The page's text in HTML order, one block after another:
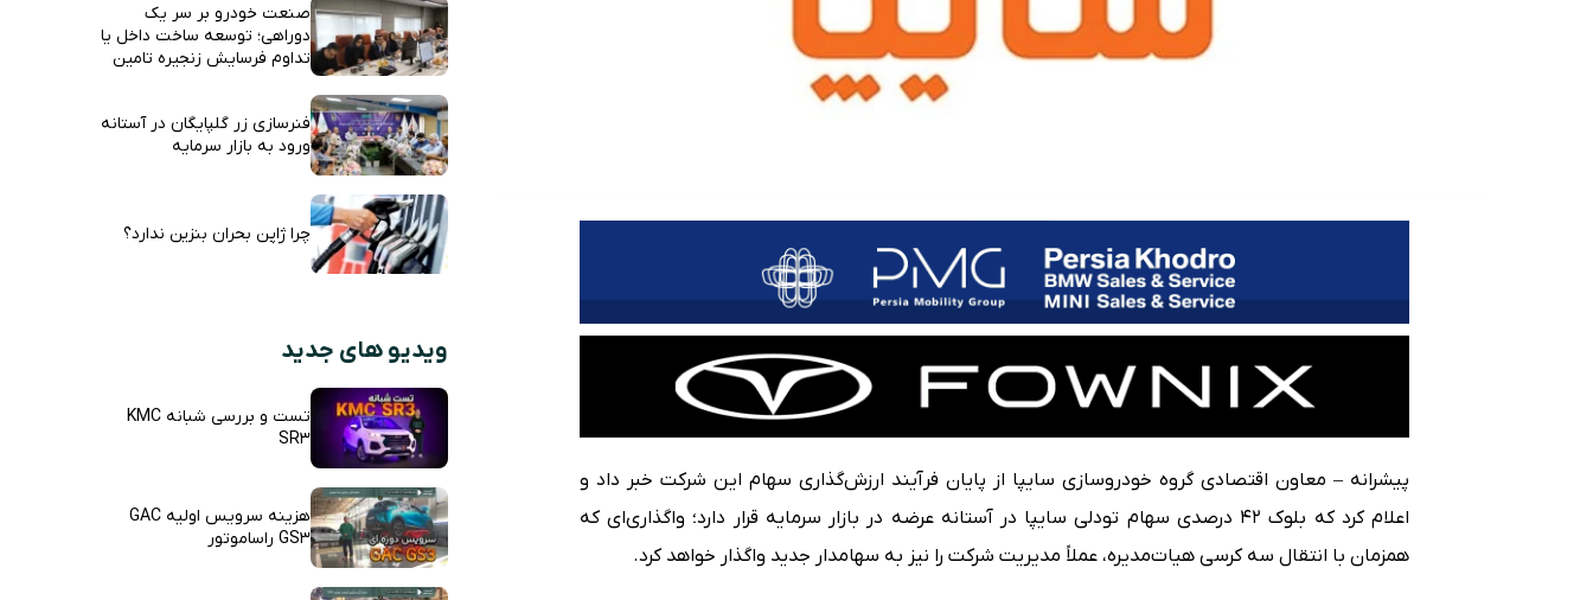
پیشرانه – معاون اقتصادی گروه خودروسازی سایپا از پایان فرآیند ارزش‌گذاری سهام این شرکت خبر داد و
اعلام کرد که بلوک ۴۲ درصدی سهام تودلی سایپا در آستانه عرضه در بازار سرمایه قرار دارد؛ واگذاری‌ای که
همزمان با انتقال سه کرسی هیات‌مدیره، عملاً مدیریت شرکت را نیز به سهامدار جدید واگذار خواهد کرد.
صنعت خودرو بر سر یک
دوراهی؛ توسعه ساخت داخل یا
تداوم فرسایش زنجیره تامین
فنرسازی زر گلپایگان در آستانه
ورود به بازار سرمایه
چرا ژاپن بحران بنزین ندارد؟
ویدیو های جدید
تست و بررسی شبانه KMC
SR3
هزینه سرویس اولیه GAC
GS3 راساموتور